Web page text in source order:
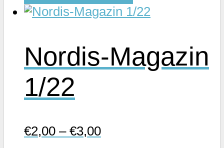
Produkt
Varianten
auf.
Nordis-Magazin
1/22
€2,00 – €3,00